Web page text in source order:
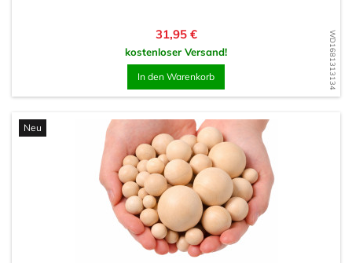
WD1681313134
Preis
31,95 €
kostenloser Versand!
In den Warenkorb
Neu